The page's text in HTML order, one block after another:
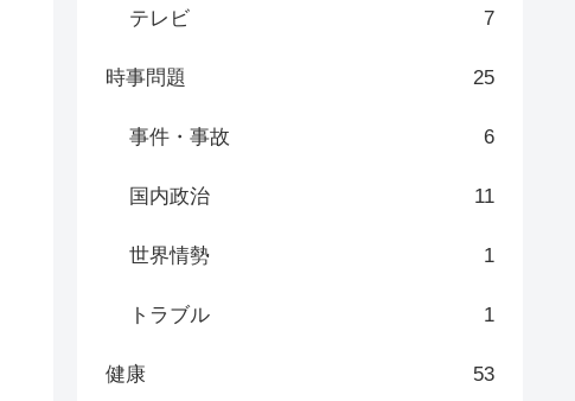
テレビ 7
時事問題 25
事件・事故 6
国内政治 11
世界情勢 1
トラブル 1
健康 53